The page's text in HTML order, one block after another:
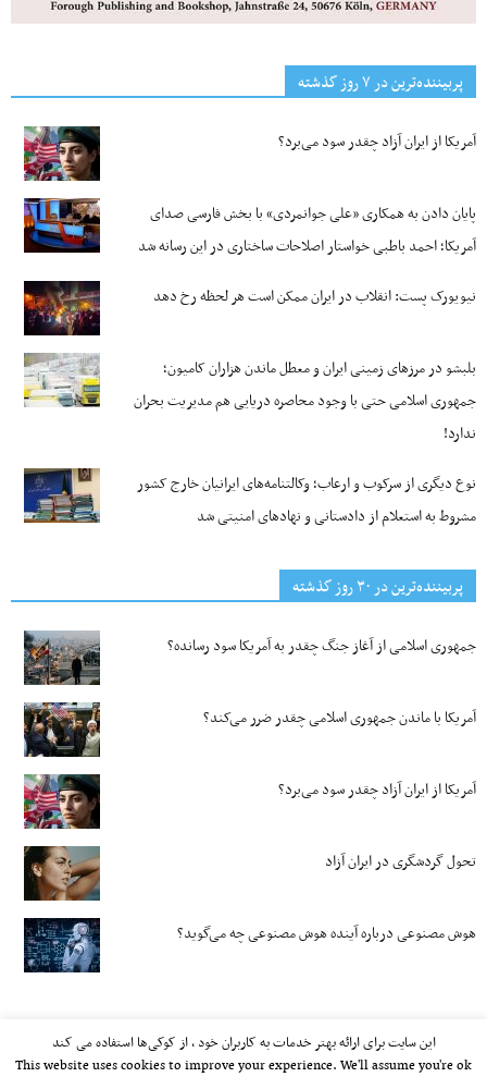
پربیننده‌ترین‌ در ۷ روز گذشته
آمریکا از ایران آزاد چقدر سود می‌برد؟
پایان دادن به همکاری «علی جوانمردی» با بخش فارسی صدای
آمریکا؛ احمد باطبی خواستار اصلاحات ساختاری در این رسانه شد
نیویورک پست: انقلاب در ایران ممکن است هر لحظه رخ دهد
بلبشو در مرزهای زمینی ایران و معطل ماندن هزاران کامیون؛
جمهوری اسلامی حتی با وجود محاصره دریایی هم مدیریت بحران
ندارد!
نوع دیگری از سرکوب و ارعاب؛ وکالتنامه‌های ایرانیان خارج کشور
مشروط به استعلام از دادستانی و نهادهای امنیتی شد
پربیننده‌ترین‌ در ۳۰ روز گذشته
جمهوری اسلامی از آغاز جنگ چقدر به آمریکا سود رسانده؟
آمریکا با ماندن جمهوری اسلامی چقدر ضرر می‌کند؟
آمریکا از ایران آزاد چقدر سود می‌برد؟
تحول گردشگری در ایران آزاد
هوش مصنوعی درباره آینده هوش مصنوعی چه می‌گوید؟
این سایت برای ارائه بهتر خدمات به کاربران خود ، از کوکی‌ها استفاده می کند
This website uses cookies to improve your experience. We'll assume you're ok